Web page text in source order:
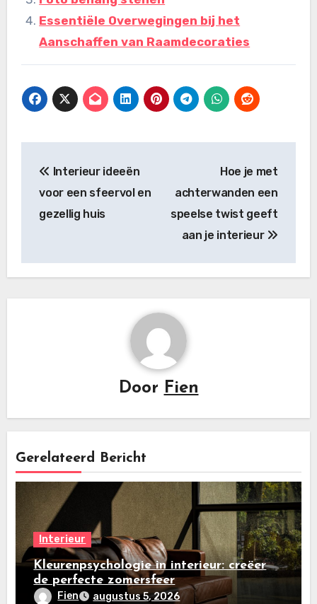
Essentiële Overwegingen bij het
Aanschaffen van Raamdecoraties
navigatie
Interieur ideeën
voor een sfeervol en
gezellig huis
Hoe je met
achterwanden een
speelse twist geeft
aan je interieur
Door Fien
Gerelateerd Bericht
Interieur
Kleurenpsychologie in interieur: creëer
de perfecte zomersfeer
Fien augustus 5, 2026